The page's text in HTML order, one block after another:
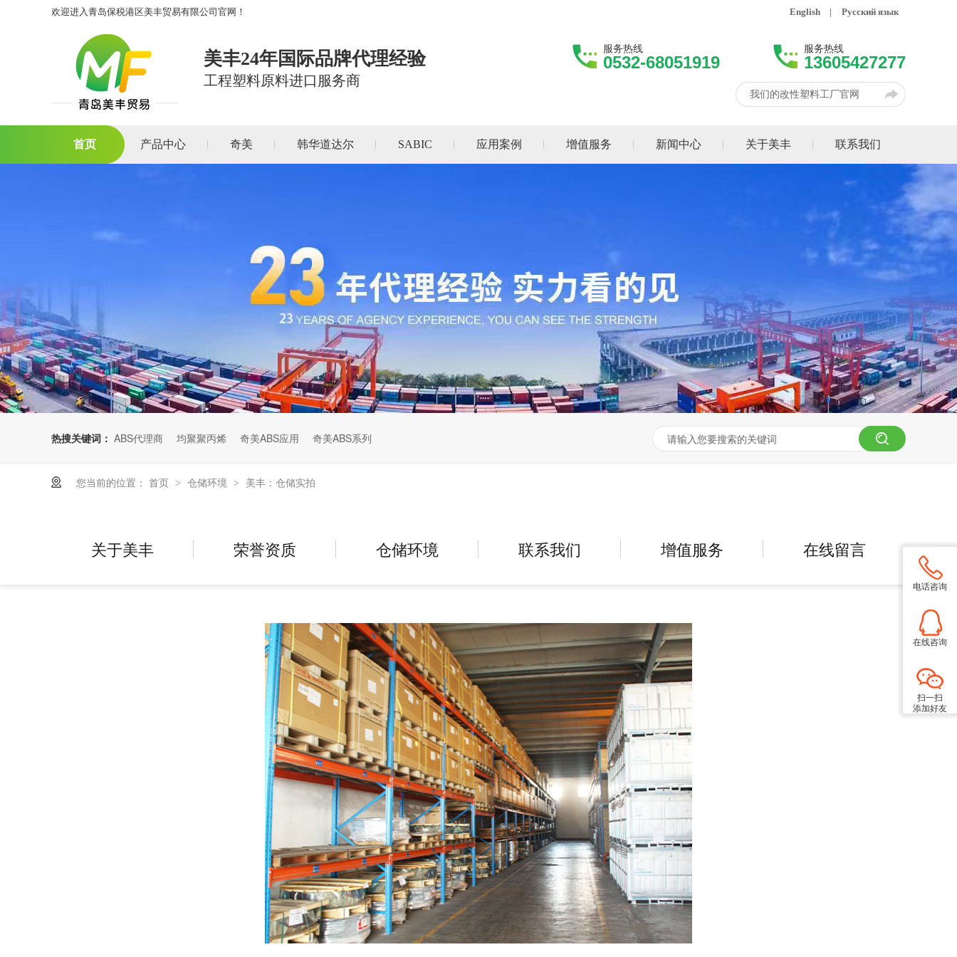
欢迎进入青岛保税港区美丰贸易有限公司官网！ English | Русский язык
美丰24年国际品牌代理经验
工程塑料原料进口服务商
服务热线
0532-68051919
服务热线
13605427277
我们的改性塑料工厂官网
首页 产品中心 奇美 韩华道达尔 SABIC 应用案例 增值服务 新闻中心 关于美丰 联系我们
热搜关键词： ABS代理商 均聚聚丙烯 奇美ABS应用 奇美ABS系列
您当前的位置： 首页 > 仓储环境 > 美丰：仓储实拍
关于美丰 荣誉资质 仓储环境 联系我们 增值服务 在线留言
电话咨询
在线咨询
扫一扫
添加好友